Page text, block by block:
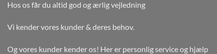
Hos os får du altid god og ærlig vejledning
Vi kender vores kunder & deres behov.
Og vores kunder kender os! Her er personlig service og hjælp